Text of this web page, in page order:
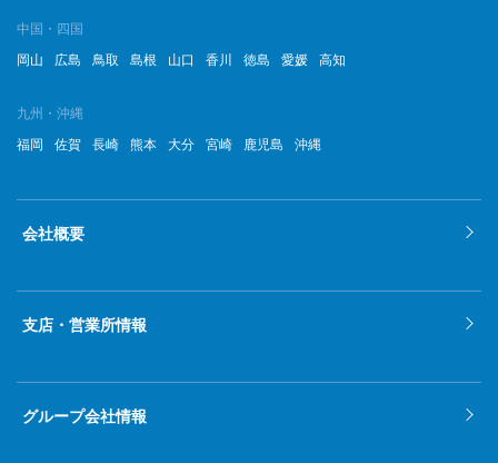
中国・四国
岡山
広島 鳥取 島根 山口 香川 徳島 愛媛 高知
九州・沖縄
福岡
佐賀 長崎 熊本 大分 宮崎 鹿児島 沖縄
会社概要
支店・営業所情報
グループ会社情報